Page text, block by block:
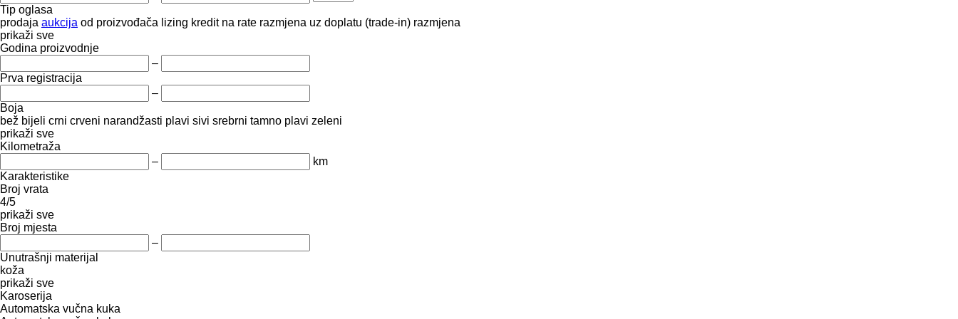
Tip oglasa
prodaja aukcija od proizvođača lizing kredit na rate razmjena uz doplatu (trade-in) razmjena
prikaži sve
Godina proizvodnje
–
Prva registracija
–
Boja
bež bijeli crni crveni narandžasti plavi sivi srebrni tamno plavi zeleni
prikaži sve
Kilometraža
–
km
Karakteristike
Broj vrata
4/5
prikaži sve
Broj mjesta
–
Unutrašnji materijal
koža
prikaži sve
Karoserija
Automatska vučna kuka